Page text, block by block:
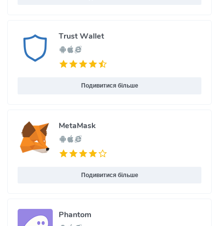
Trust Wallet
Подивитися більше
MetaMask
Подивитися більше
Phantom